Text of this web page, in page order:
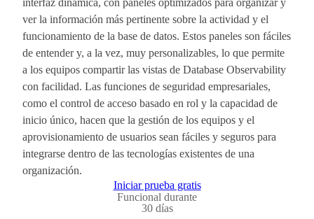
interfaz dinámica, con paneles optimizados para organizar y
ver la información más pertinente sobre la actividad y el
funcionamiento de la base de datos. Estos paneles son fáciles
de entender y, a la vez, muy personalizables, lo que permite
a los equipos compartir las vistas de Database Observability
con facilidad. Las funciones de seguridad empresariales,
como el control de acceso basado en rol y la capacidad de
inicio único, hacen que la gestión de los equipos y el
aprovisionamiento de usuarios sean fáciles y seguros para
integrarse dentro de las tecnologías existentes de una
organización.
Iniciar prueba gratis
Funcional durante
30 días